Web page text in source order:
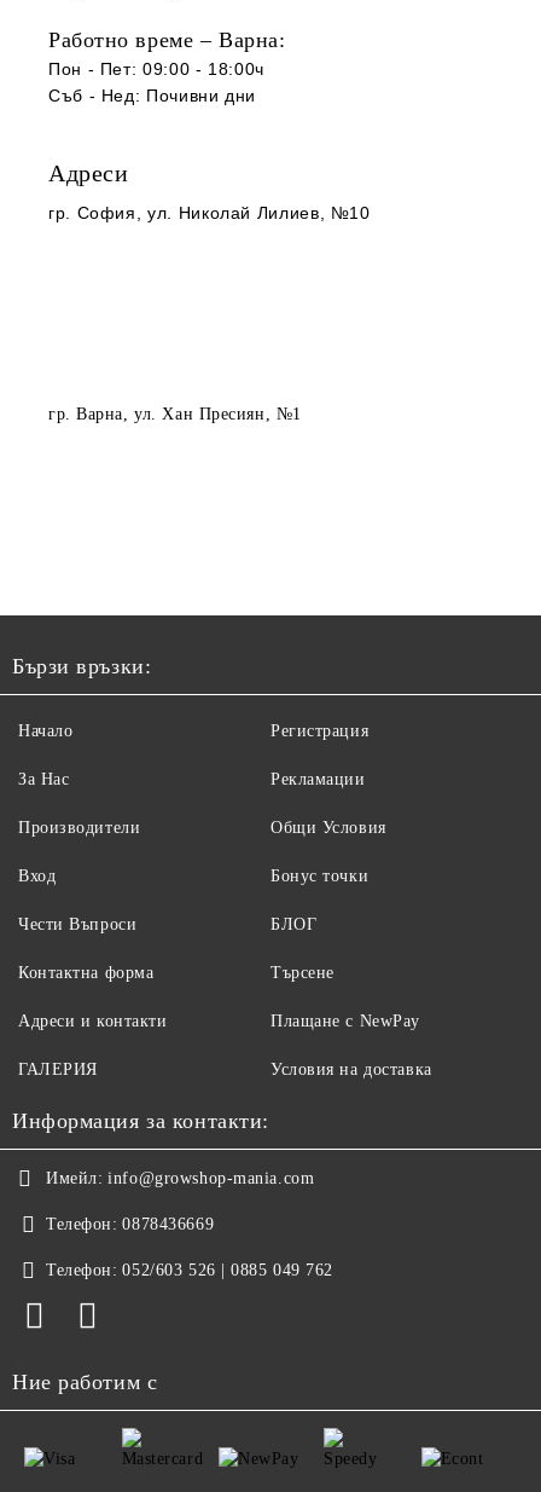
Работно време – Варна:
Пон - Пет: 09:00 - 18:00ч
Съб - Нед: Почивни дни
Адреси
гр. София , ул. Николай Лилиев, №10
гр. Варна, ул. Хан Пресиян, №1
Бързи връзки:
Начало
За Нас
Производители
Вход
Регистрация
Рекламации
Общи Условия
Бонус точки
Чести Въпроси
Контактна форма
Адреси и контакти
ГАЛЕРИЯ
БЛОГ
Търсене
Плащане с NewPay
Условия на доставка
Информация за контакти:
Имейл: info@growshop-mania.com
Телефон: 0878436669
Телефон: 052/603 526 | 0885 049 762
Ние работим с